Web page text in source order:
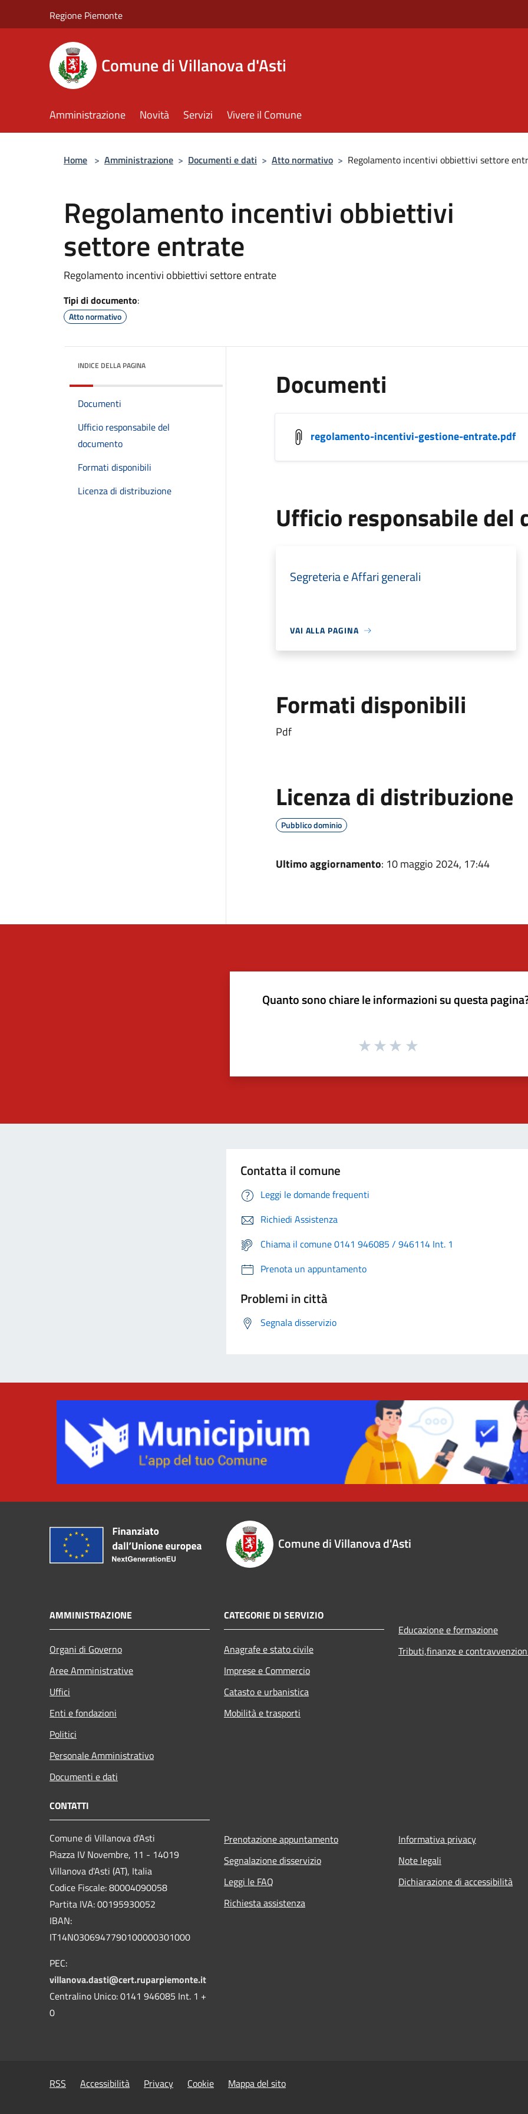
Regione Piemonte
Comune di Villanova d'Asti
Amministrazione Novità Servizi Vivere il Comune
Home > Amministrazione > Documenti e dati > Atto normativo > Regolamento incentivi obbiettivi settore
Regolamento incentivi obbiettivi
settore entrate
Regolamento incentivi obbiettivi settore entrate
Tipi di documento:
Atto normativo
INDICE DELLA PAGINA
Documenti
Ufficio responsabile del
documento
Formati disponibili
Licenza di distribuzione
Documenti
regolamento-incentivi-gestione-entrate.pdf
Ufficio responsabile del
Segreteria e Affari generali
VAI ALLA PAGINA
Formati disponibili
Pdf
Licenza di distribuzione
Pubblico dominio
Ultimo aggiornamento: 10 maggio 2024, 17:44
Quanto sono chiare le informazioni su questa
Contatta il comune
Leggi le domande frequenti
Richiedi Assistenza
Chiama il comune 0141 946085 / 946114 Int. 1
Prenota un appuntamento
Problemi in città
Segnala disservizio
Comune di Villanova d'Asti
AMMINISTRAZIONE
Organi di Governo
Aree Amministrative
Uffici
Enti e fondazioni
Politici
Personale Amministrativo
Documenti e dati
CATEGORIE DI SERVIZIO
Anagrafe e stato civile
Imprese e Commercio
Catasto e urbanistica
Mobilità e trasporti
Educazione e formazione
Tributi,finanze e
CONTATTI
Comune di Villanova d'Asti
Piazza IV Novembre, 11 - 14019
Villanova d'Asti (AT), Italia
Codice Fiscale: 80004090058
Partita IVA: 00195930052
IBAN:
IT14N0306947790100000301000
PEC:
villanova.dasti@cert.ruparpiemonte.it
Centralino Unico: 0141 946085 Int. 1 +
0
Prenotazione appuntamento
Segnalazione disservizio
Leggi le FAQ
Richiesta assistenza
Informativa privacy
Note legali
Dichiarazione di accessibilità
RSS Accessibilità Privacy Cookie Mappa del sito